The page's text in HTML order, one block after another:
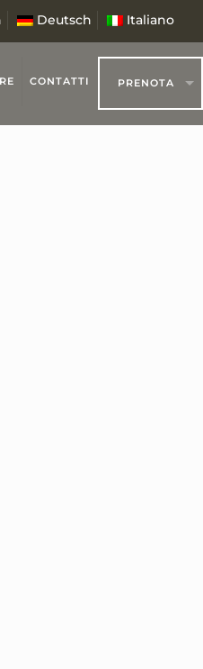
Deutsch Italiano
CONTATTI PRENOTA